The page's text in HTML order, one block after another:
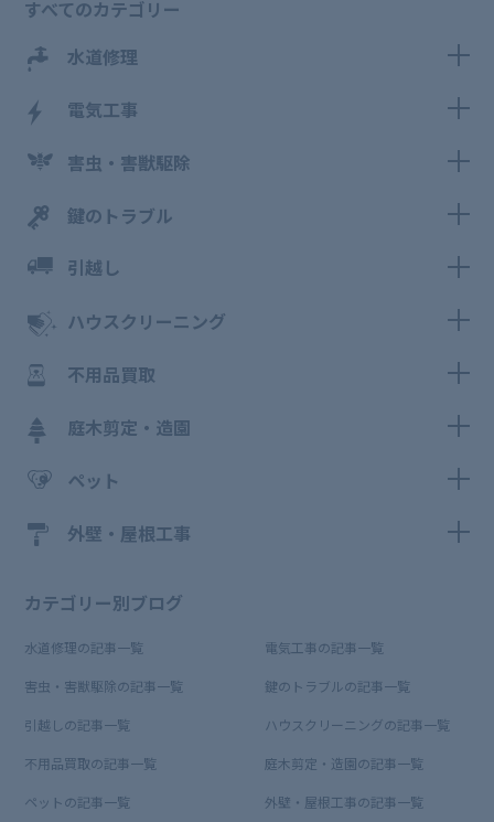
すべてのカテゴリー
水道修理
電気工事
害虫・害獣駆除
鍵のトラブル
引越し
ハウスクリーニング
不用品買取
庭木剪定・造園
ペット
外壁・屋根工事
カテゴリー別ブログ
水道修理の記事一覧 電気工事の記事一覧
害虫・害獣駆除の記事一覧 鍵のトラブルの記事一覧
引越しの記事一覧 ハウスクリーニングの記事一覧
不用品買取の記事一覧 庭木剪定・造園の記事一覧
ペットの記事一覧 外壁・屋根工事の記事一覧